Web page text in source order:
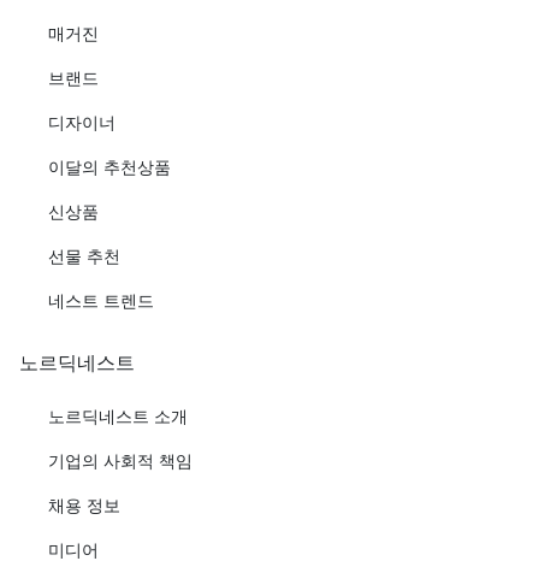
매거진
브랜드
디자이너
이달의 추천상품
신상품
선물 추천
네스트 트렌드
노르딕네스트
노르딕네스트 소개
기업의 사회적 책임
채용 정보
미디어